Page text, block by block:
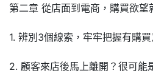
第二章 從店面到電商，購買欲望
1. 辨別3個線索，牢牢把握有購
2. 顧客來店後馬上離開？很可能